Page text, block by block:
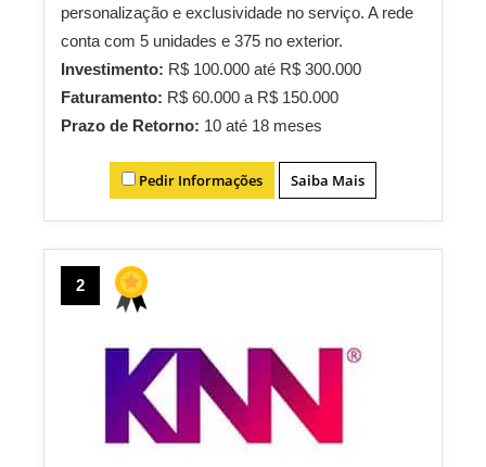
personalização e exclusividade no serviço. A rede
conta com 5 unidades e 375 no exterior.
Investimento: R$ 100.000 até R$ 300.000
Faturamento: R$ 60.000 a R$ 150.000
Prazo de Retorno: 10 até 18 meses
Pedir Informações Saiba Mais
2